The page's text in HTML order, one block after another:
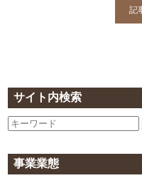
サイト内検索
事業業態
記